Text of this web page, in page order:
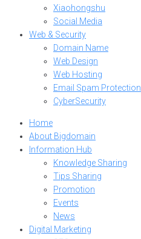
Xiaohongshu
Social Media
Web & Security
Domain Name
Web Design
Web Hosting
Email Spam Protection
CyberSecurity
Home
About Bigdomain
Information Hub
Knowledge Sharing
Tips Sharing
Promotion
Events
News
Digital Marketing